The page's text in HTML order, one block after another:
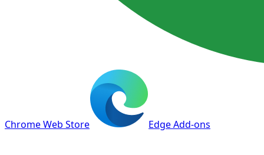
Chrome Web Store Edge Add-ons